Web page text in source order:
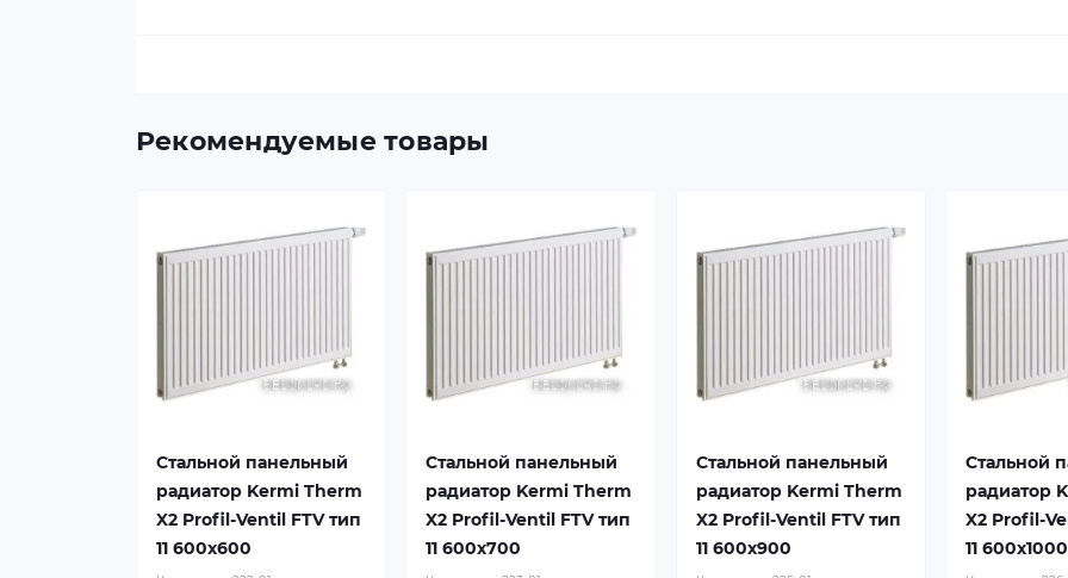
Рекомендуемые товары
Стальной панельный
радиатор Kermi Therm
X2 Profil-Ventil FTV тип
11 600x600
Стальной панельный
радиатор Kermi Therm
X2 Profil-Ventil FTV тип
11 600x700
Стальной панельный
радиатор Kermi Therm
X2 Profil-Ventil FTV тип
11 600x900
Стальной
радиатор
X2 Profil-
11 600x1000